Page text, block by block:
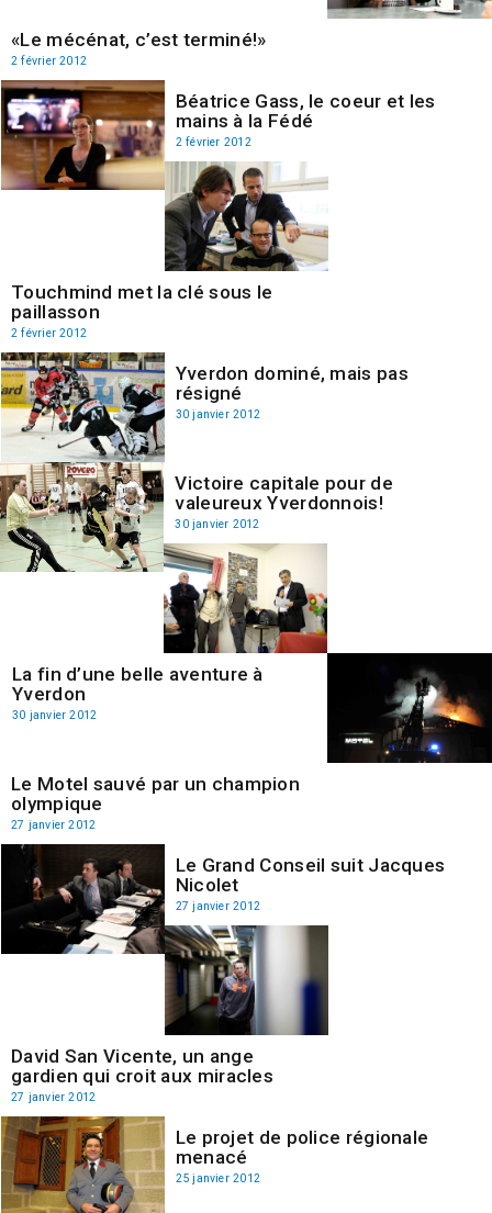
«Le mécénat, c’est terminé!»
2 février 2012
Béatrice Gass, le coeur et les
mains à la Fédé
2 février 2012
Touchmind met la clé sous le
paillasson
2 février 2012
Yverdon dominé, mais pas
résigné
30 janvier 2012
Victoire capitale pour de
valeureux Yverdonnois!
30 janvier 2012
La fin d’une belle aventure à
Yverdon
30 janvier 2012
Le Motel sauvé par un champion
olympique
27 janvier 2012
Le Grand Conseil suit Jacques
Nicolet
27 janvier 2012
David San Vicente, un ange
gardien qui croit aux miracles
27 janvier 2012
Le projet de police régionale
menacé
25 janvier 2012